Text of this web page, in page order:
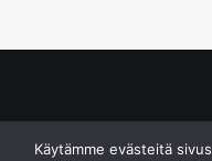
Käytämme evästeitä